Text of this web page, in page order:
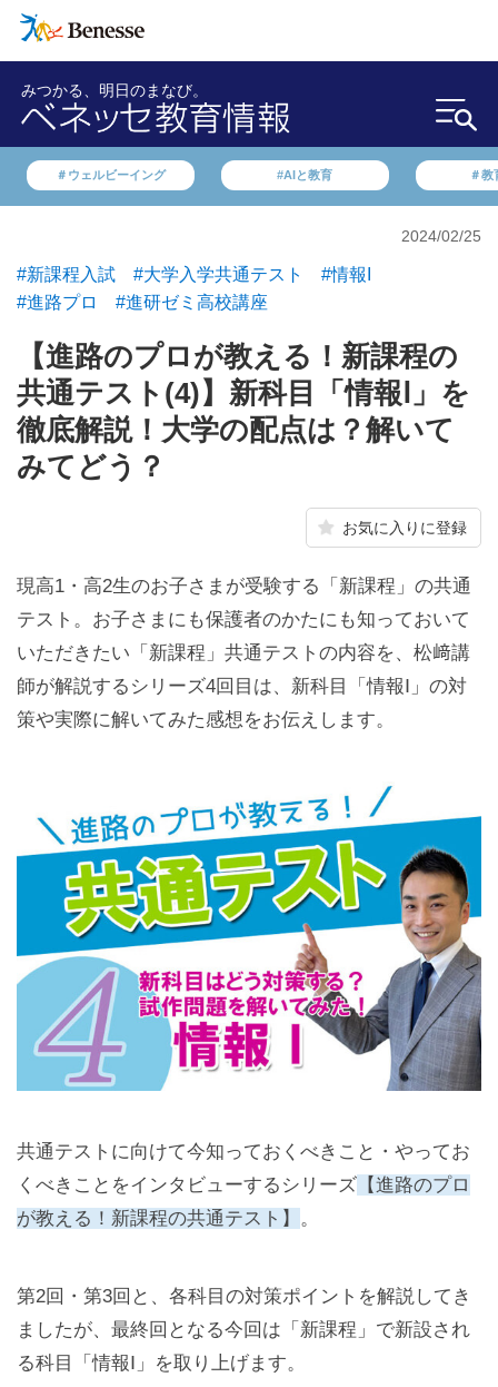
みつかる、明日のまなび。
＃ウェルビーイング #AIと教育 ＃教
2024/02/25
#新課程入試 #大学入学共通テスト
#情報I
#進路プロ
#進研ゼミ高校講座
【進路のプロが教える！新課程の
共通テスト(4)】新科目「情報Ⅰ」を
徹底解説！大学の配点は？解いて
みてどう？
お気に入りに登録
現高1・高2生のお子さまが受験する「新課程」の共通
テスト。お子さまにも保護者のかたにも知っておいて
いただきたい「新課程」共通テストの内容を、松﨑講
師が解説するシリーズ4回目は、新科目「情報Ⅰ」の対
策や実際に解いてみた感想をお伝えします。
共通テストに向けて今知っておくべきこと・やってお
くべきことをインタビューするシリーズ 【進路のプロ
が教える！新課程の共通テスト】 。
第2回・第3回と、各科目の対策ポイントを解説してき
ましたが、最終回となる今回は「新課程」で新設され
る科目「情報Ⅰ」を取り上げます。